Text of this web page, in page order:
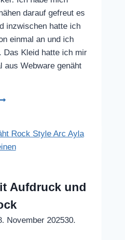
darauf gefreut es
inzwischen hatte ich
einmal an und ich
Das Kleid hatte ich mir
aus Webware genäht
Aufdruck und
November 202530.